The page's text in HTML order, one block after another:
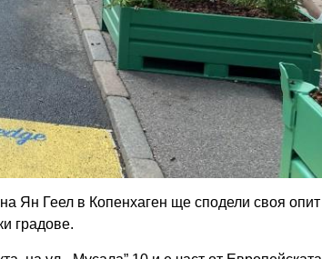
Ян Геел в Копенхаген ще сподели своя опит
градове.